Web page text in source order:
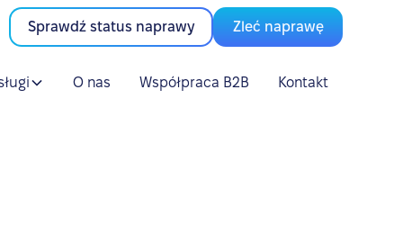
Sprawdź status naprawy Zleć naprawę
O nas Współpraca B2B Kontakt